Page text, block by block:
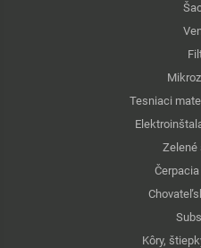
Tesniaci
Zelené
Kôry,